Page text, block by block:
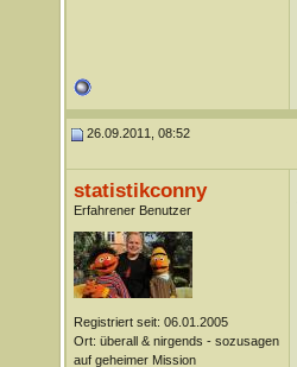
26.09.2011, 08:52
statistikconny
Erfahrener Benutzer
Registriert seit: 06.01.2005
Ort: überall & nirgends - sozusagen
auf geheimer Mission